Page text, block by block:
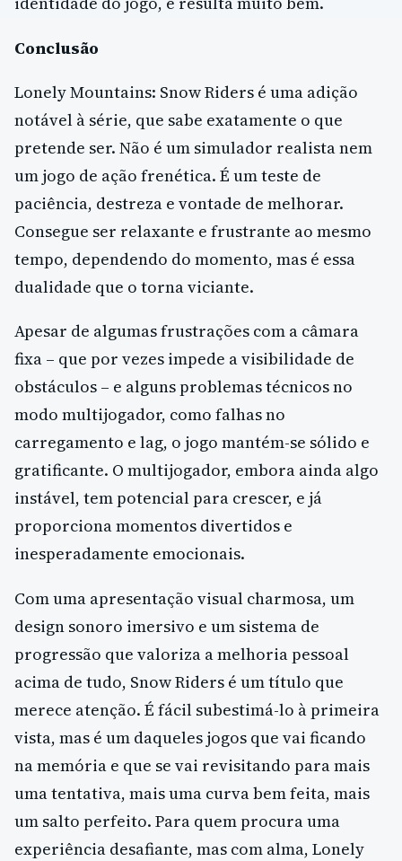
Conclusão
Lonely Mountains: Snow Riders é uma adição
notável à série, que sabe exatamente o que
pretende ser. Não é um simulador realista nem
um jogo de ação frenética. É um teste de
paciência, destreza e vontade de melhorar.
Consegue ser relaxante e frustrante ao mesmo
tempo, dependendo do momento, mas é essa
dualidade que o torna viciante.
Apesar de algumas frustrações com a câmara
fixa – que por vezes impede a visibilidade de
obstáculos – e alguns problemas técnicos no
modo multijogador, como falhas no
carregamento e lag, o jogo mantém-se sólido e
gratificante. O multijogador, embora ainda algo
instável, tem potencial para crescer, e já
proporciona momentos divertidos e
inesperadamente emocionais.
Com uma apresentação visual charmosa, um
design sonoro imersivo e um sistema de
progressão que valoriza a melhoria pessoal
acima de tudo, Snow Riders é um título que
merece atenção. É fácil subestimá-lo à primeira
vista, mas é um daqueles jogos que vai ficando
na memória e que se vai revisitando para mais
uma tentativa, mais uma curva bem feita, mais
um salto perfeito. Para quem procura uma
experiência desafiante, mas com alma, Lonely